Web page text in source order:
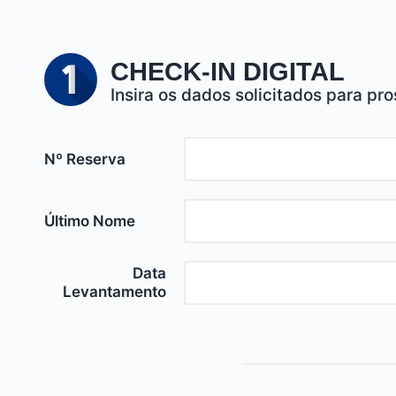
CHECK-IN DIGITAL
Insira os dados solicitados para
Nº Reserva
Último Nome
Data
Levantamento